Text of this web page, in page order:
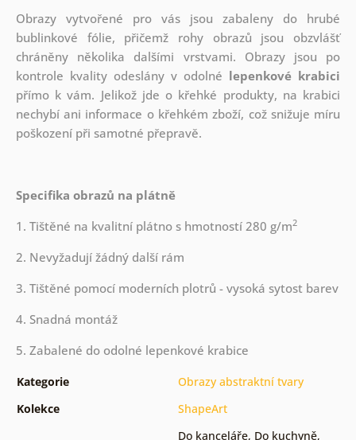
Obrazy vytvořené pro vás jsou zabaleny do hrubé
bublinkové fólie, přičemž rohy obrazů jsou obzvlášť
chráněny několika dalšími vrstvami. Obrazy jsou po
kontrole kvality odeslány v odolné lepenkové krabici
přímo k vám. Jelikož jde o křehké produkty, na krabici
nechybí ani informace o křehkém zboží, což snižuje míru
poškození při samotné přepravě.
Specifika obrazů na plátně
1. Tištěné na kvalitní plátno s hmotností 280 g/m2
2. Nevyžadují žádný další rám
3. Tištěné pomocí moderních plotrů - vysoká sytost barev
4. Snadná montáž
5. Zabalené do odolné lepenkové krabice
Kategorie
Obrazy abstraktní tvary
Kolekce
ShapeArt
Do kanceláře, Do kuchyně,